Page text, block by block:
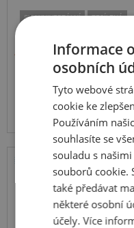
SUV-UNIVERZÁLNÍ ZESÍLENÁ
4 230 Kč
SKLADEM
Na
Informace
osobních
Tyto webové
cookie ke
Používáním
souhlasíte se
souladu s
souborů cookie.
také předávat
některé osobní
účely.Více